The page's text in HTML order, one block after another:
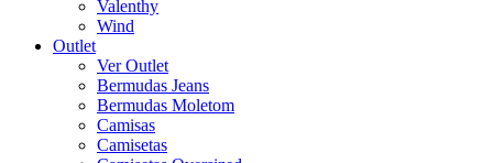
Valenthy
Wind
Outlet
Ver Outlet
Bermudas Jeans
Bermudas Moletom
Camisas
Camisetas